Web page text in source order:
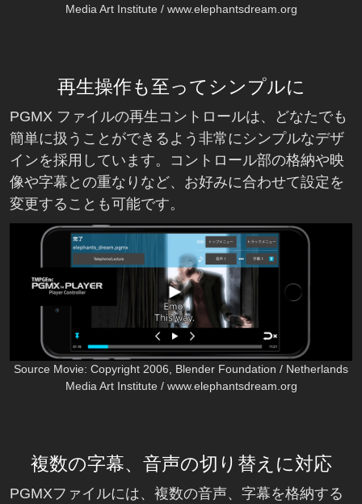
Media Art Institute / www.elephantsdream.org
再生操作も至ってシンプルに
PGMX ファイルの再生コントロールは、どなたでも
簡単に扱うことができるよう非常にシンプルなデザ
インを採用しています。コントロール部の格納や映
像や字幕との重なりなど、お好みに合わせて設定を
変更することも可能です。
Source Movie: Copyright 2006, Blender Foundation / Netherlands
Media Art Institute / www.elephantsdream.org
複数の字幕、音声の切り替えに対応
PGMXファイルには、複数の音声、字幕を格納する